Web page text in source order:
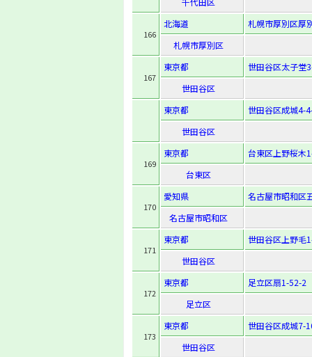
166
北海道
札幌市厚別区厚
札幌市厚別区
167
東京都
世田谷区太子堂
世田谷区
東京都
世田谷区成城4-
世田谷区
169
東京都
台東区上野桜木
台東区
170
愛知県
名古屋市昭和区
名古屋市昭和区
171
東京都
世田谷区上野毛
世田谷区
172
東京都
足立区扇1-52-2
足立区
173
東京都
世田谷区成城7-
世田谷区